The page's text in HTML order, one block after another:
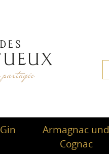
Gin
Armagnac und
Cognac